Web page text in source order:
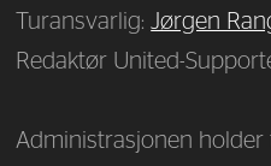
Turansvarlig:Jørgen
Redaktør United-
Administrasjonen holder